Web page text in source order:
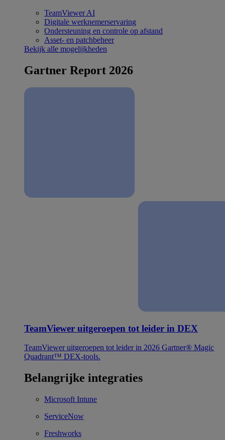
TeamViewer AI
Digitale werknemerservaring
Ondersteuning en controle op afstand
Asset- en patchbeheer
Bekijk alle mogelijkheden
Gartner Report 2026
TeamViewer uitgeroepen tot leider in DEX
TeamViewer uitgeroepen tot leider in 2026 Gartner® Magic
Quadrant™ DEX-tools.
Belangrijke integraties
Microsoft Intune
ServiceNow
Freshworks